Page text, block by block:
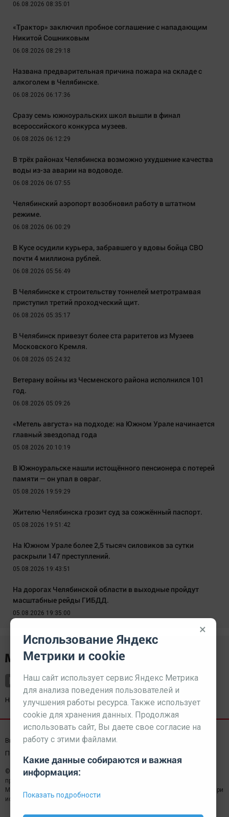
06.08.2026 08:35:01
«Трактор» заключил пробное соглашение с нападающим
Никитой Сошниковым
06.08.2026 08:29:18
Названа предварительная причина пожара на складе с
алкоголем в Челябинске.
06.08.2026 06:17:36
Сразу семь южноуральских школ вышли в финал
всероссийского конкурса музеев.
06.08.2026 06:12:29
В трёх районах Челябинска возможно ухудшение качества
воды из-за аварии на водоводе.
06.08.2026 06:07:55
Челябинский аэропорт возобновил работу в штатном
режиме.
06.08.2026 06:00:29
В Кусе осудили курьера, забравшего у вдовы бойца СВО
почти 4 миллиона рублей.
06.08.2026 05:56:49
В Челябинске к строительству тоннелей метротрамвая
приступил третий проходческий щит.
06.08.2026 05:35:17
В Челябинск привезут более ста раритетов из Музеев
Московского Кремля.
06.08.2026 05:24:32
Ветерану войны из Чесменского района исполнился 101
год.
06.08.2026 05:09:26
«Метель августа» на подходе: на Южном Урале начинается
главный звездопад года
05.08.2026 20:10:19
В Южноуральске нашли истощённого пенсионера с потерей
памяти — он упал в овраг.
05.08.2026 19:59:29
Жителю Челябинска грозит суд за сожжённый паспорт.
05.08.2026 19:51:42
На Южном Урале более 2,5 тысяч силовиков за сутки
раскрыли 147 преступлений.
05.08.2026 19:43:51
На дорогах Челябинской области в выходные пройдут
масштабные рейды ГИБДД.
05.08.2026 19:35:00
Наш партнерkurorty-sochi.ru
Выходные данные СМИ Реклама
Пользовательское соглашение
© 2026 МЕДИАЗАВОД — Сайт может содержать контент,
предназначенный для лиц 18+
Мнение редакции может не совпадать с мнением отдельных авторов.При
использовании материалов сайта ссылка обязательна.
×
Использование Яндекс
Метрики и cookie
Наш сайт использует сервис Яндекс Метрика
для анализа поведения пользователей и
улучшения работы ресурса. Также использует
cookie для хранения данных. Продолжая
использовать сайт, Вы даете свое согласие на
работу с этими файлами.
Какие данные собираются и важная
информация:
Показать подробности